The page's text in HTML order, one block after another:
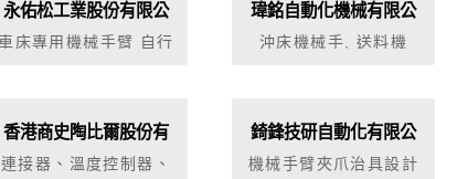
永佑松工業股份有限公
司
車床專用機械手臂 自行
瑋銘自動化機械有限公
司
沖床機械手, 送料機
香港商史陶比爾股份有
限公司台灣分公司
連接器、溫度控制器、
錡鋒技研自動化有限公
司
機械手臂夾爪治具設計